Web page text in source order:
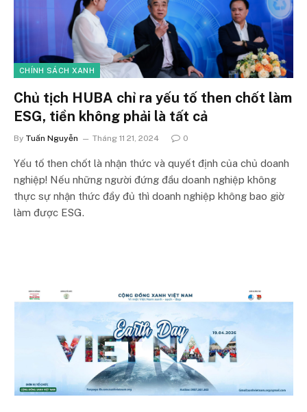
CHÍNH SÁCH XANH
Chủ tịch HUBA chỉ ra yếu tố then chốt làm
ESG, tiền không phải là tất cả
By Tuấn Nguyễn Tháng 11 21, 2024 0
Yếu tố then chốt là nhận thức và quyết định của chủ doanh
nghiệp! Nếu những người đứng đầu doanh nghiệp không
thực sự nhận thức đầy đủ thì doanh nghiệp không bao giờ
làm được ESG.